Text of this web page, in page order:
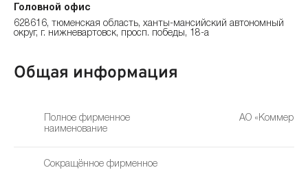
Головной офис
628616, тюменская область, ханты-мансийский автономный
округ, г. нижневартовск, просп. победы, 18-а
Общая информация
Полное фирменное
наименование
АО
Сокращённое фирменное